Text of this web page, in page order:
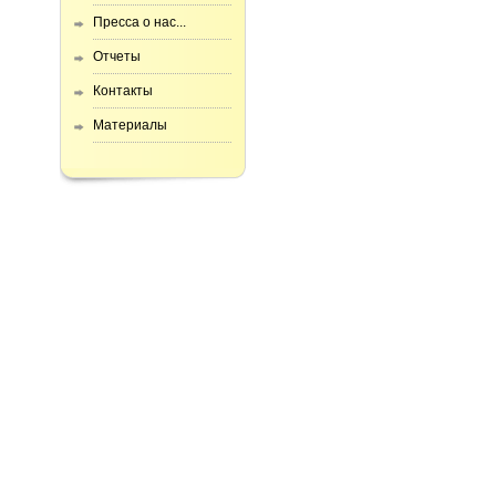
Пресса о нас...
Отчеты
Контакты
Материалы